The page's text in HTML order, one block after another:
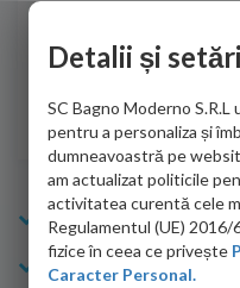
de personalul firmei dvs.
adus coletul in
Sofrone Viviana -
Info Bagno
Cumparaturi
Detalii și
SC Bagno Moderno
pentru a personaliza și
dumneavoastră pe
am actualizat politicile
activitatea curentă cele
Regulamentul (UE)
fizice în ceea ce privește
Caracter Personal.